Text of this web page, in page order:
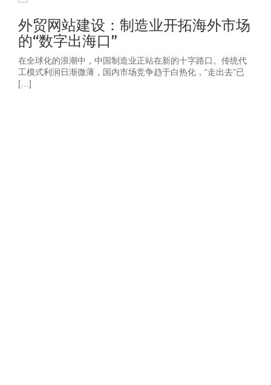
外贸网站建设：制造业开拓海外市场
的“数字出海口”
在全球化的浪潮中，中国制造业正站在新的十字路口。传统代
工模式利润日渐微薄，国内市场竞争趋于白热化，“走出去”已
[…]